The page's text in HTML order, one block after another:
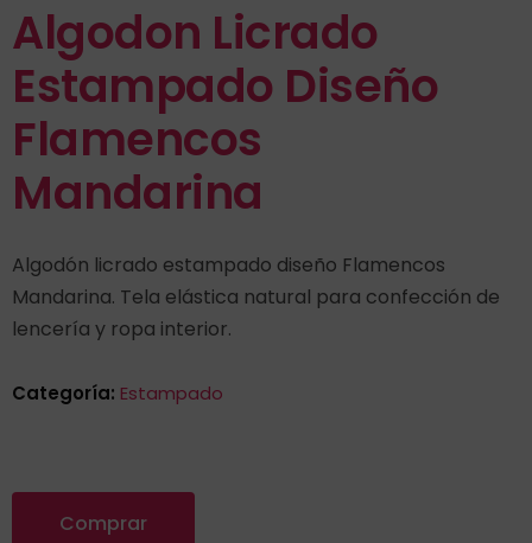
Algodon Licrado
Estampado Diseño
Flamencos
Mandarina
Algodón licrado estampado diseño Flamencos
Mandarina. Tela elástica natural para confección de
lencería y ropa interior.
Categoría: Estampado
Comprar